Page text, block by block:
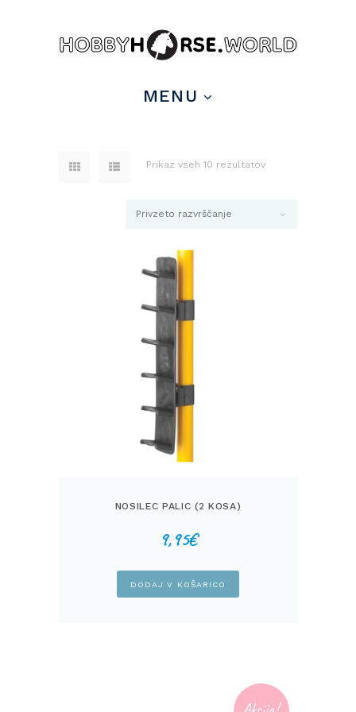
MENU
Prikaz vseh 10 rezultatov
NOSILEC PALIC (2 KOSA)
9,95€
DODAJ V KOŠARICO